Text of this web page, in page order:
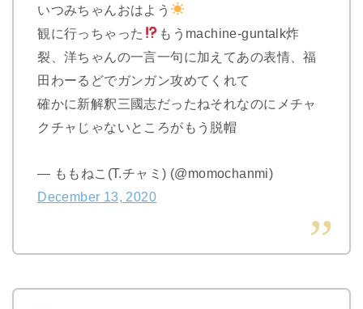
いつみちゃんおはよう
観に行っちゃった
もうmachine-guntalk炸
裂、洋ちゃんの一言一句に加えてあの表情、福
田わーるどでガンガン攻めてくれて
確かに新解釈三國志だったねそれなのにメチャ
クチャじゃないところがもう脱帽
— ももねこ(T.チャミ) (@momochanmi)
December 13, 2020